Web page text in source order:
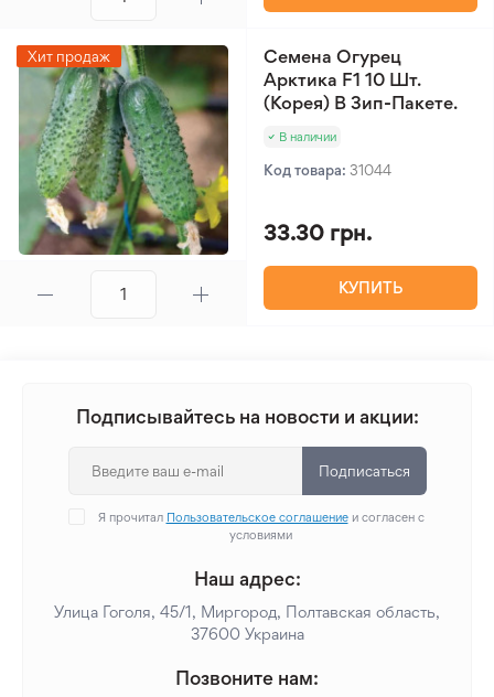
Хит продаж
Семена Огурец
Арктика F1 10 Шт.
(Корея) В Зип-Пакете.
В наличии
Код товара: 31044
33.30 грн.
КУПИТЬ
Подписывайтесь на новости и акции:
Подписаться
Я прочитал Пользовательское соглашениеи согласен с
условиями
Наш адрес:
Улица Гоголя, 45/1, Миргород, Полтавская область,
37600 Украина
Позвоните нам: